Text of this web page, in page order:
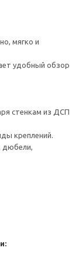
мягко и
удобный обзор
стенкам из ДСП
креплений.